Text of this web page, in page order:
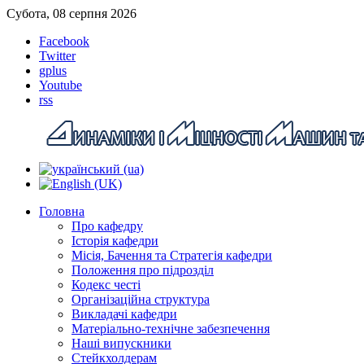
Субота, 08 серпня 2026
Facebook
Twitter
gplus
Youtube
rss
Головна
Про кафедру
Історія кафедри
Місія, Бачення та Стратегія кафедри
Положення про підрозділ
Кодекс честі
Організаційна структура
Викладачі кафедри
Матеріально-технічне забезпечення
Наші випускники
Стейкхолдерам